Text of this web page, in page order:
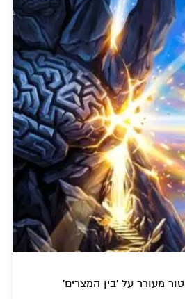
מעורר על 'בין המצרים'